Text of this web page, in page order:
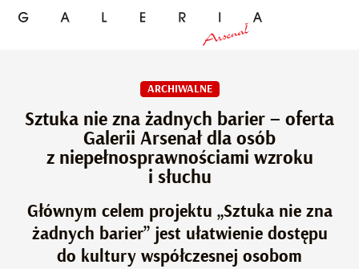
ARCHIWALNE
Sztuka nie zna żadnych barier – oferta
Galerii Arsenał dla osób
z niepełnosprawnościami wzroku
i słuchu
Głównym celem projektu „Sztuka nie zna
żadnych barier” jest ułatwienie dostępu
do kultury współczesnej osobom